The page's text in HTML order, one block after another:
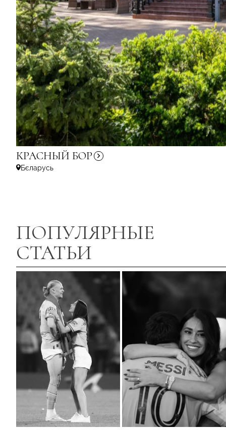
КРАСНЫЙ БОР
Бєларусь
ПОПУЛЯРНЫЕ
СТАТЬИ